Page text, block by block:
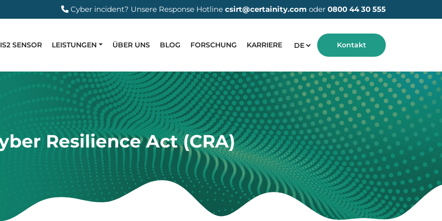
Cyber incident? Unsere Response Hotline csirt@certainity.com oder 0800 44 30 555
SENSOR LEISTUNGEN ÜBER UNS BLOG FORSCHUNG KARRIERE Kontakt
Resilience Act (CRA)